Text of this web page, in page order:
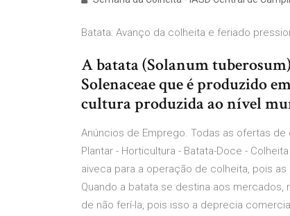
Batata: Avanço da colheita e feriado
A batata (Solanum
Solenaceae que é produzido
cultura produzida ao nível
Anúncios de Emprego. Todas as ofertas
Plantar - Horticultura - Batata-Doce -
aiveca para a operação de colheita, pois
Quando a batata se destina aos
de não ferí-la, pois isso a deprecia